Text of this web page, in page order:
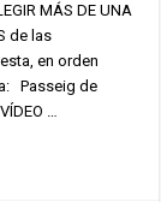
MÁS DE UNA
de las
en orden
Passeig de
…